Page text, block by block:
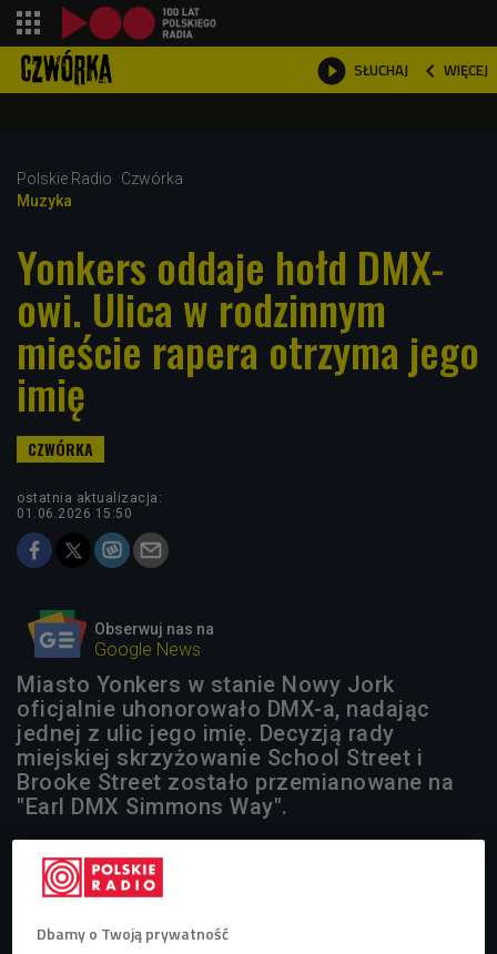
 SŁUCHAJ  WIĘCEJ

Polskie Radio
Czwórka
Muzyka
Yonkers oddaje hołd DMX-
owi. Ulica w rodzinnym
mieście rapera otrzyma jego
imię
ostatnia aktualizacja:
01.06.2026 15:50
Obserwuj nas na
Google News
Miasto Yonkers w stanie Nowy Jork
oficjalnie uhonorowało DMX-a, nadając
jednej z ulic jego imię. Decyzją rady
miejskiej skrzyżowanie School Street i
Brooke Street zostało przemianowane na
"Earl DMX Simmons Way".
Dbamy o Twoją prywatność